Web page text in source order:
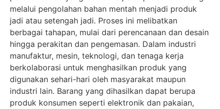
melalui pengolahan bahan mentah menjadi produk
jadi atau setengah jadi. Proses ini melibatkan
berbagai tahapan, mulai dari perencanaan dan desain
hingga perakitan dan pengemasan. Dalam industri
manufaktur, mesin, teknologi, dan tenaga kerja
berkolaborasi untuk menghasilkan produk yang
digunakan sehari-hari oleh masyarakat maupun
industri lain. Barang yang dihasilkan dapat berupa
produk konsumen seperti elektronik dan pakaian,